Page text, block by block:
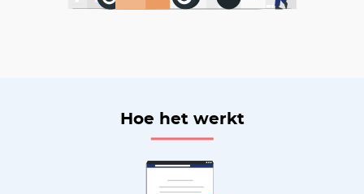
Hoe het werkt